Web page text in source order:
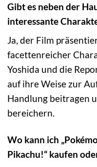
Gibt es neben der
interessante
Ja, der Film
facettenreicher
Yoshida und die
auf ihre Weise zur
Handlung beitragen
bereichern.
Wo kann ich
Pikachu!“ kaufen